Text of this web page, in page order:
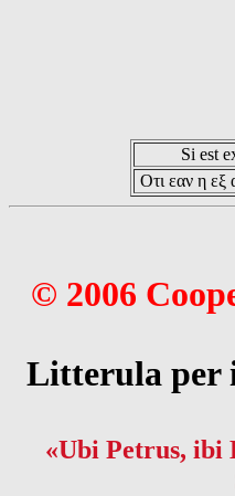
Si est
Οτι εαν η εξ
© 2006
Litterula
«Ubi Petrus, ibi